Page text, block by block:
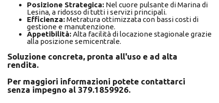
Posizione Strategica: Nel cuore pulsante di Marina di
Lesina, a ridosso di tutti i servizi principali.
Efficienza:Metratura ottimizzata con bassi costi di
gestione e manutenzione.
Appetibilità:Alta facilità di locazione stagionale grazie
alla posizione semicentrale.
Soluzione concreta, pronta all'uso e ad alta
rendita.
Per maggiori informazioni potete contattarci
senza impegno al 379.1859926.